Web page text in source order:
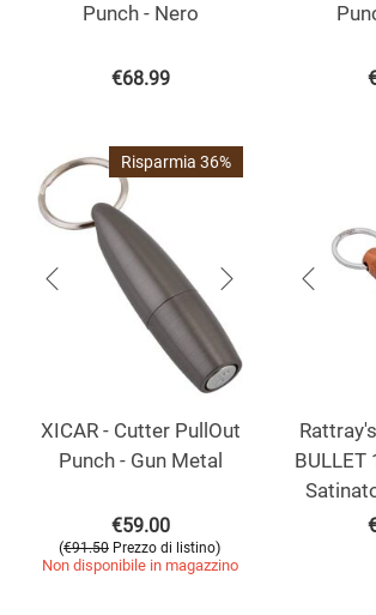
Punch - Nero
€68.99
Risparmia 36%
XICAR - Cutter PullOut
Punch - Gun Metal
€59.00
(€91.50 Prezzo di listino)
Non disponibile in magazzino
BULLET